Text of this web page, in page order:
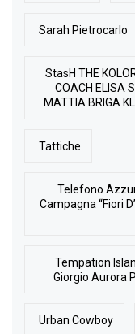
Sarah Pietrocarlo
StasH THE
COACH ELISA
MATTIA BRIGA
Tattiche
Telefono
Campagna “Fiori
Tempation
Giorgio Aurora
Urban Cowboy